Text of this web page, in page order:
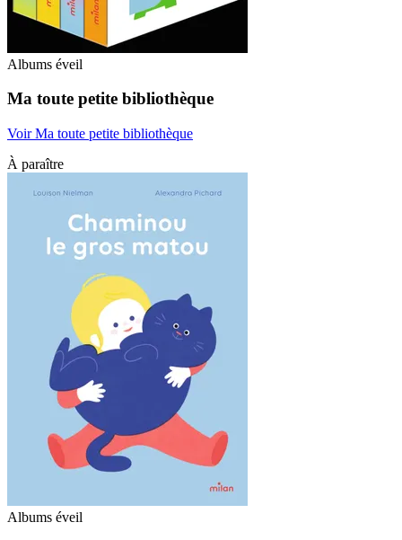
Albums éveil
Ma toute petite bibliothèque
Voir Ma toute petite bibliothèque
À paraître
Albums éveil